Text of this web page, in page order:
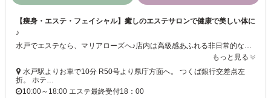
【痩身・エステ・フェイシャル】癒しのエステサロンで健康で美しい体に
♪
水戸でエステなら、マリアローズへ♪店内は高級感あふれる非日常的な空間となっております☆お客様がいつまでも健康で美しくあり続けられるよう、一人一人丁寧にカウンセリングをさせて頂き、様々なエステメニューから、お客様の体質・お悩みにあわせて最適なご提案をさせて頂きます！最先端の機械を導入し、確かな技術でお客様の美と健康を応援致します☆★
もっと見る
水戸駅よりお車で10分 R50号より県庁方面へ。 つくば銀行交差点左
折。 ホテ…
10:00～18:00 エステ最終受付18：00